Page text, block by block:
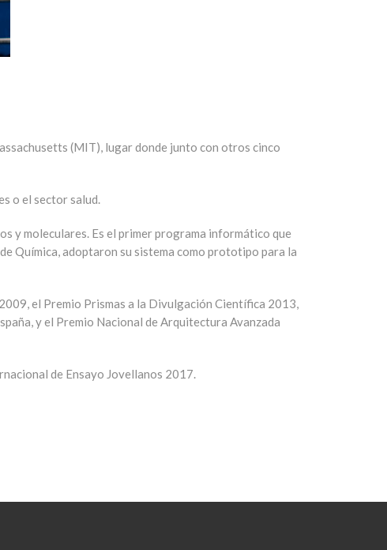
(MIT), lugar donde junto con otros cinco
o el sector salud.
y moleculares. Es el primer programa informático que
Química, adoptaron su sistema como prototipo para la
el Premio Prismas a la Divulgación Científica 2013,
y el Premio Nacional de Arquitectura Avanzada
de Ensayo Jovellanos 2017.